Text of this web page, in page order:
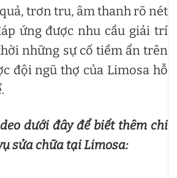
trơn tru, âm thanh rõ nét
ứng được nhu cầu giải trí
những sự cố tiềm ẩn trên
đội ngũ thợ của Limosa hỗ
dưới đây để biết thêm chi
sửa chữa tại Limosa: